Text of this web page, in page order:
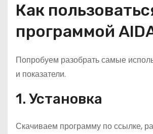
Как
программой
Попробуем разобрать самые
и показатели.
1. Установка
Скачиваем программу по ссылке,